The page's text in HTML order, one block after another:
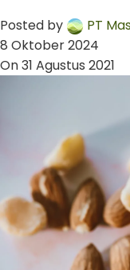
Posted by
PT
8 Oktober 2024
On 31 Agustus 2021